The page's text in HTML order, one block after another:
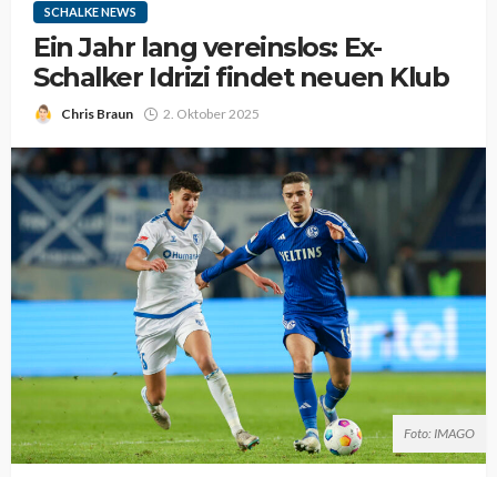
SCHALKE NEWS
Ein Jahr lang vereinslos: Ex-
Schalker Idrizi findet neuen Klub
Chris Braun 2. Oktober 2025
Foto: IMAGO